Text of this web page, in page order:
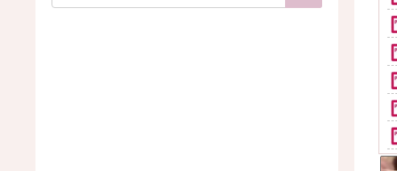
【画像】コンビニ店員がパンチラｗ